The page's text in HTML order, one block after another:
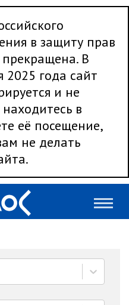
в защиту прав
прекращена. В
2025 года сайт
и не
в
её посещение,
не делать